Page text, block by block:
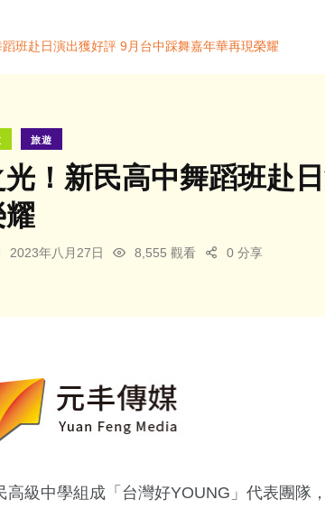
班赴日演出獲好評 9月台中踩舞嘉年華再現榮耀
旅遊
光！新民高中舞蹈班赴
耀
2023年八月27日 8,555 觀看 0 分享
高級中學組成「台灣好YOUNG」代表團隊